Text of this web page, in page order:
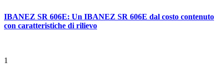
IBANEZ SR 606E: Un IBANEZ SR 606E dal costo contenuto
con caratteristiche di rilievo
1